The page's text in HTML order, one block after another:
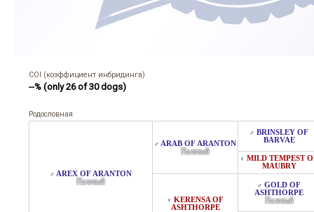
COI (коэффициент инбридинга)
--% (only 26 of 30 dogs)
Родословная
♂ AREX OF ARANTON
Палевый
♂ ARAB OF ARANTON
Палевый
♂ BRINSLEY OF
BARVAE
♀ MILD TEMPEST
MAUBRY
♀ KERENSA OF
ASHTHORPE
♂ GOLD OF
ASHTHORPE
Палевый